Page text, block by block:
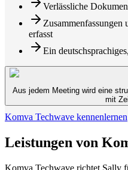
Verlässliche
Zusammenfassungen
erfasst
Ein
Aus jedem Meeting wird eine
mit
Komva Techwave kennenlernen
Leistungen von